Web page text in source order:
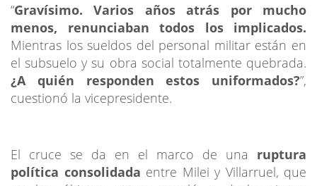
“Gravísimo. Varios años atrás por mucho
menos, renunciaban todos los implicados.
Mientras los sueldos del personal militar están en
el subsuelo y su obra social totalmente quebrada.
¿A quién responden estos uniformados?”,
cuestionó la vicepresidente.
El cruce se da en el marco de una ruptura
política consolidada entre Milei y Villarruel, que